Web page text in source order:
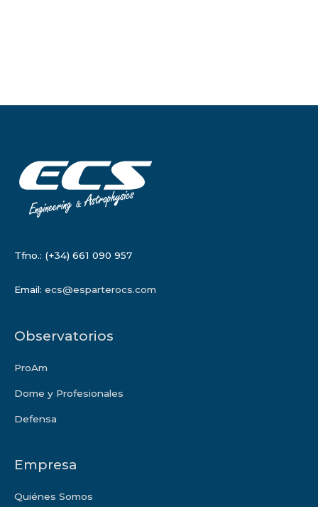
Tfno.: (+34) 661 090 957
Email: ecs@esparterocs.com
Observatorios
ProAm
Dome y Profesionales
Defensa
Empresa
Quiénes Somos